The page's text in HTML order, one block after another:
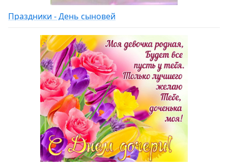
Праздники - День сыновей